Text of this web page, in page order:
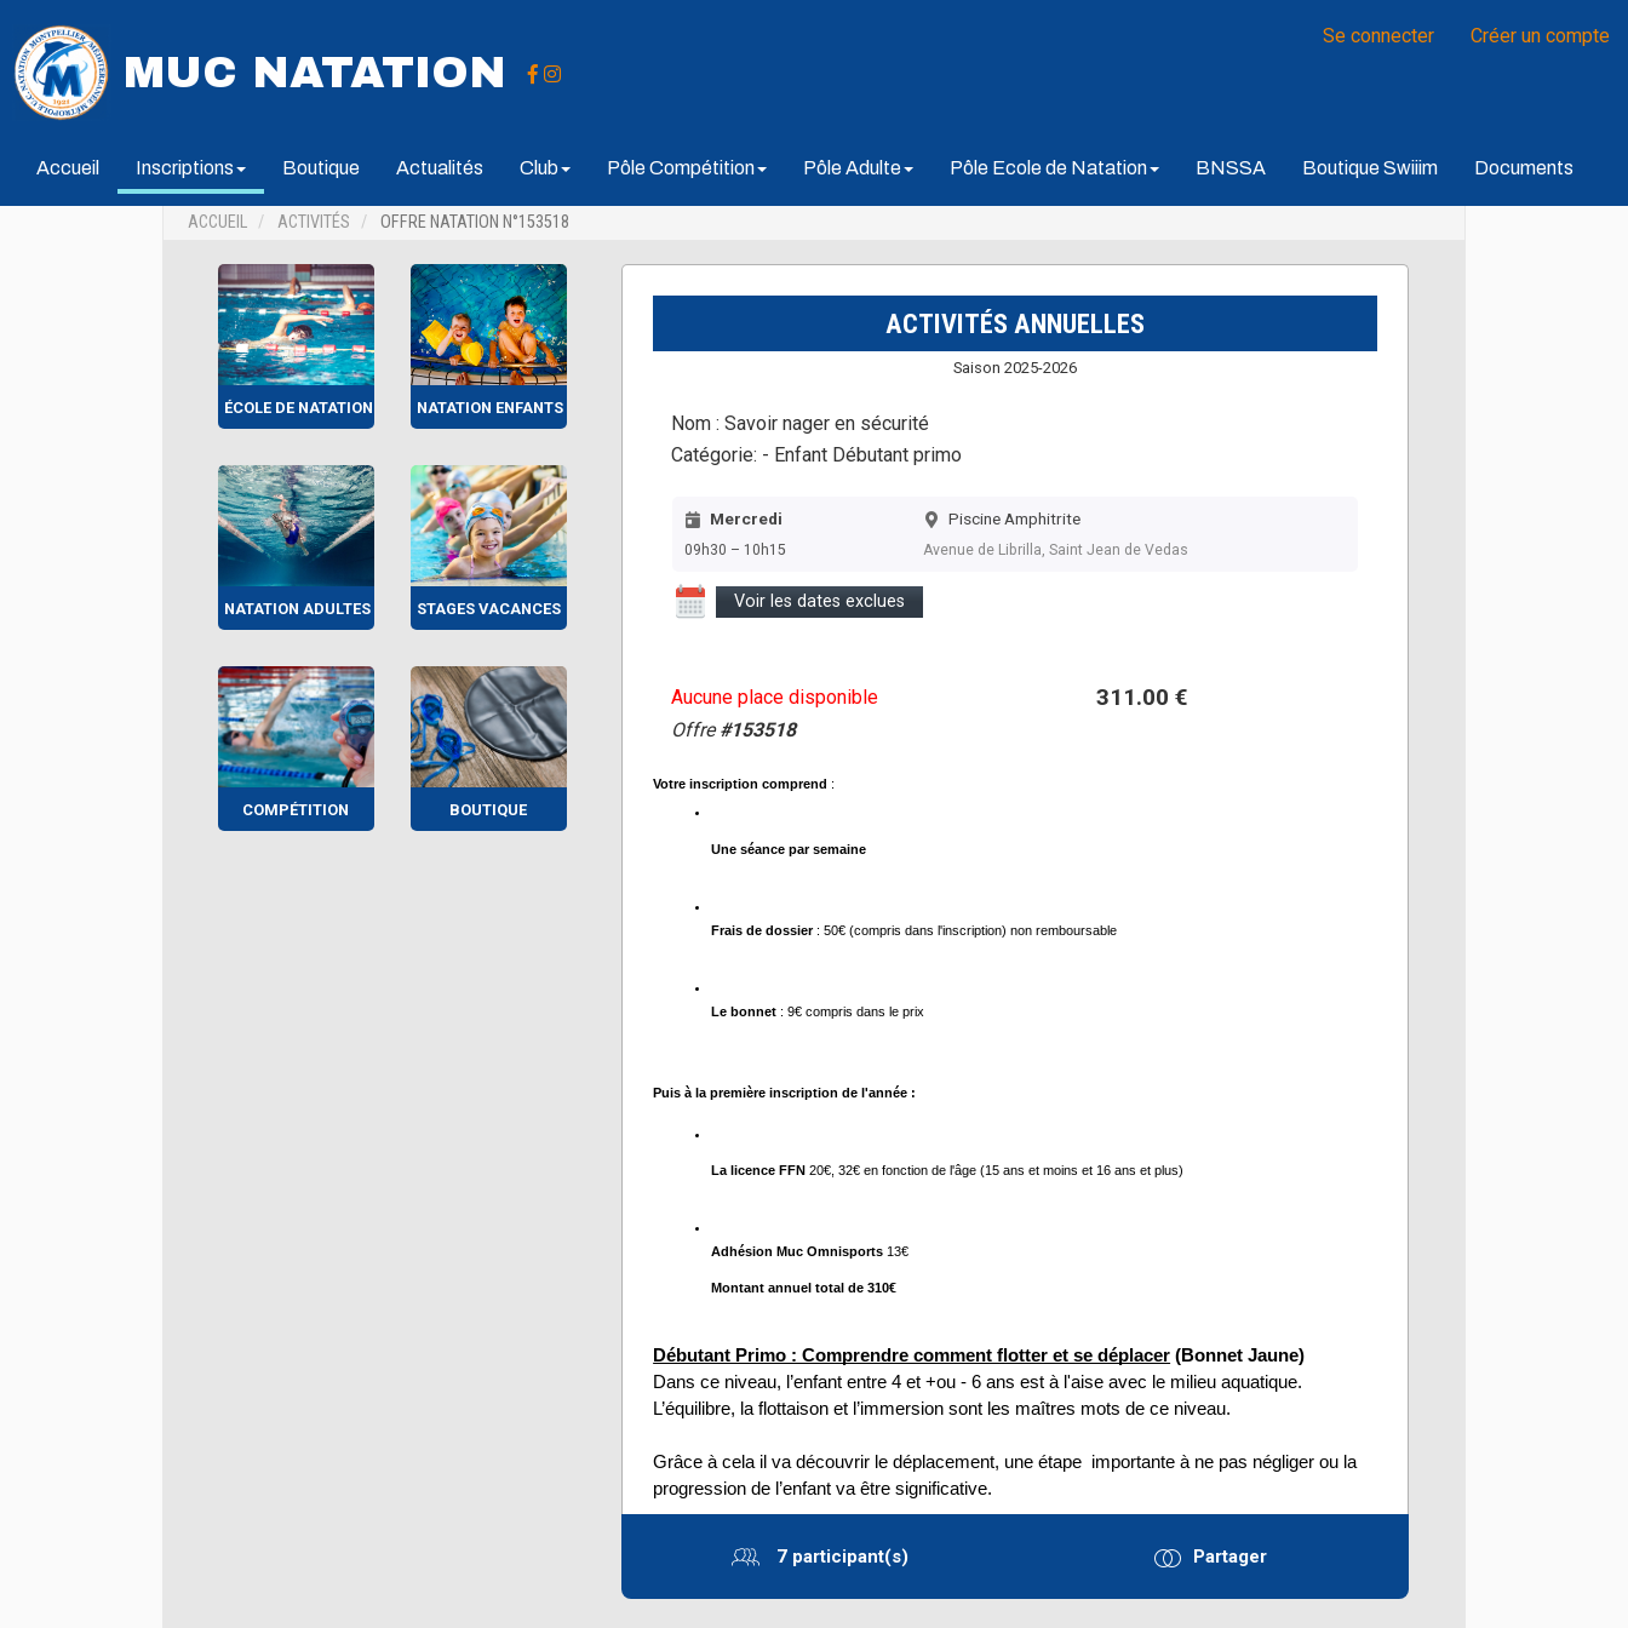
MUC NATATION
Se connecter Créer un compte
Accueil Inscriptions Boutique Actualités Club Pôle Compétition Pôle Adulte Pôle Ecole de Natation BNSSA Boutique Swiiim Documents
ACCUEIL ACTIVITÉS OFFRE NATATION N°153518
ÉCOLE DE NATATION NATATION ENFANTS
NATATION ADULTES STAGES VACANCES
COMPÉTITION BOUTIQUE
ACTIVITÉS ANNUELLES
Saison 2025-2026
Nom : Savoir nager en sécurité
Catégorie: - Enfant Débutant primo
Mercredi
09h30 – 10h15
Piscine Amphitrite
Avenue de Librilla, Saint Jean de Vedas
Voir les dates exclues
Aucune place disponible
Offre#153518
311.00 €
Votre inscription comprend :
Une séance par semaine
Frais de dossier : 50€ (compris dans l'inscription) non remboursable
Le bonnet : 9€ compris dans le prix
Puis à la première inscription de l'année :
La licence FFN 20€, 32€ en fonction de l'âge (15 ans et moins et 16 ans et plus)
Adhésion Muc Omnisports 13€
Montant annuel total de 310€
Débutant Primo : Comprendre comment flotter et se déplacer (Bonnet Jaune)
Dans ce niveau, l’enfant entre 4 et +ou - 6 ans est à l'aise avec le milieu aquatique.
L’équilibre, la flottaison et l’immersion sont les maîtres mots de ce niveau.
Grâce à cela il va découvrir le déplacement, une étape  importante à ne pas négliger ou la
progression de l’enfant va être significative.
7 participant(s) Partager